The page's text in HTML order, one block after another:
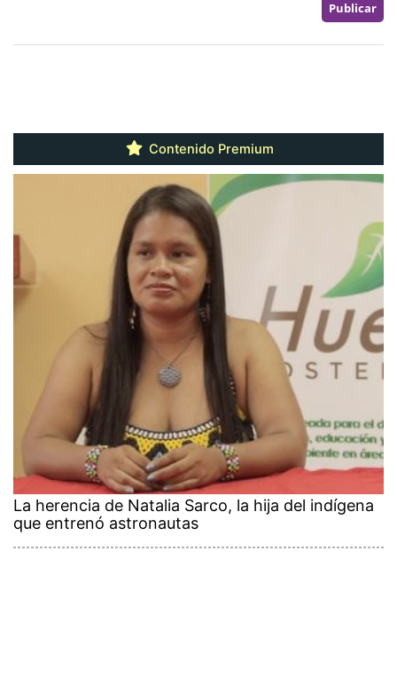
Contenido Premium
La herencia de Natalia Sarco, la hija del indígena
que entrenó astronautas